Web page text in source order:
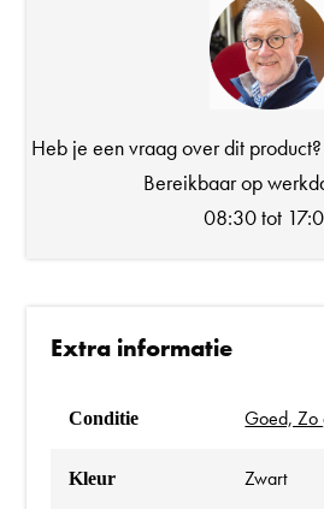
Heb je een vraag over dit product?
Bereikbaar op
08:30 tot
Extra informatie
Conditie Goed, Zo
Kleur Zwart